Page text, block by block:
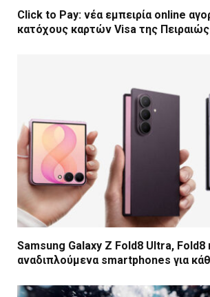
Click to Pay: νέα εμπειρία online
κατόχους καρτών Visa της Πειραιώς
Samsung Galaxy Z Fold8 Ultra, Fold8
αναδιπλούμενα smartphones για